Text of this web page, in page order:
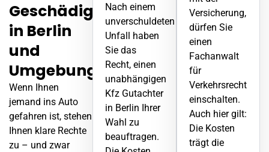
Geschädigter
in Berlin
und
Umgebung
Wenn Ihnen
jemand ins Auto
gefahren ist, stehen
Ihnen klare Rechte
zu – und zwar
Nach einem
unverschuldeten
Unfall haben
Sie das
Recht, einen
unabhängigen
Kfz Gutachter
in Berlin Ihrer
Wahl zu
beauftragen.
Versicherung,
dürfen Sie
einen
Fachanwalt
für
Verkehrsrecht
einschalten.
Auch hier gilt:
Die Kosten
trägt die